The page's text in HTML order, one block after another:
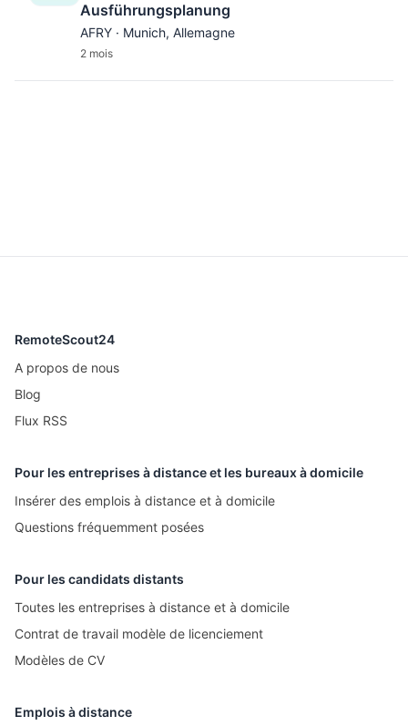
Ausführungsplanung
AFRY · Munich, Allemagne
2 mois
RemoteScout24
A propos de nous
Blog
Flux RSS
Pour les entreprises à distance et les bureaux à domicile
Insérer des emplois à distance et à domicile
Questions fréquemment posées
Pour les candidats distants
Toutes les entreprises à distance et à domicile
Contrat de travail modèle de licenciement
Modèles de CV
Emplois à distance